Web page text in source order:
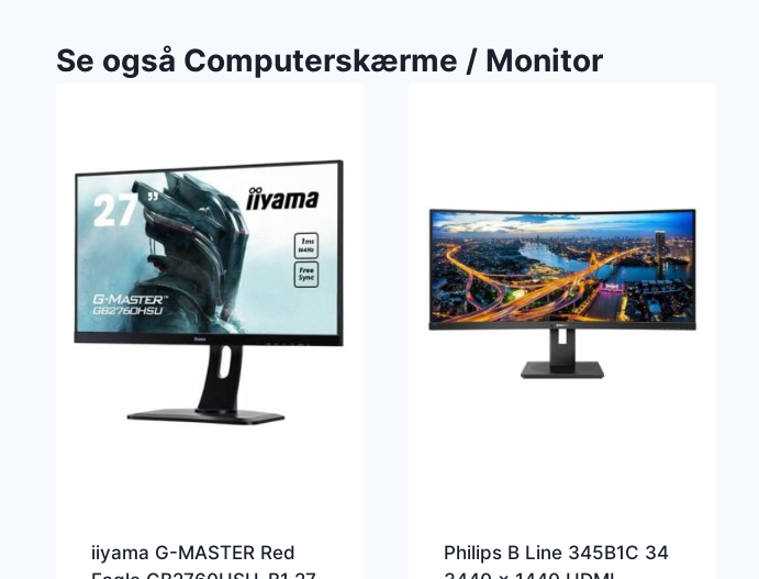
Se også Computerskærme / Monitor
iiyama G-MASTER Red
Philips B Line 345B1C 34